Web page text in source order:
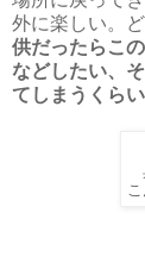
外に楽しい。
供だったらこ
などしたい、
てしまうくらい